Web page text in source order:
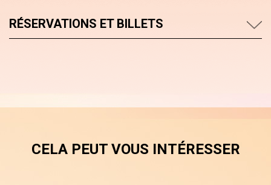
RÉSERVATIONS ET BILLETS
CELA PEUT VOUS INTÉRESSER